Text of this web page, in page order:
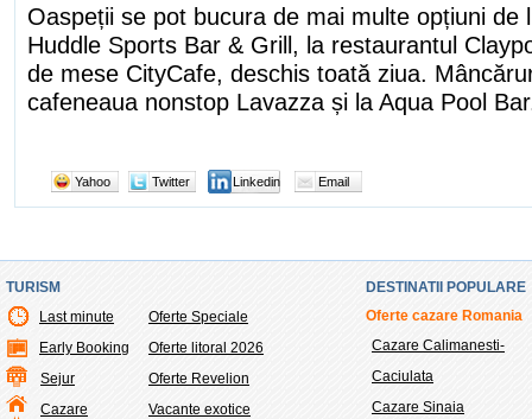
Oaspeții se pot bucura de mai multe opțiuni de
Huddle Sports Bar & Grill, la restaurantul
de mese CityCafe, deschis toată ziua.
cafeneaua nonstop Lavazza și la Aqua Pool
Yahoo Twitter Linkedin Email
TURISM
Last minute
Early Booking
Sejur
Cazare
Oferte Speciale
Oferte litoral 2026
Oferte Revelion
Vacante exotice
DESTINATII POPULARE
Oferte cazare Romania
Cazare Calimanesti-
Caciulata
Cazare Sinaia